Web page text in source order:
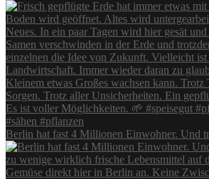
Berlin hat fast 4 Millionen Einwohner. Und